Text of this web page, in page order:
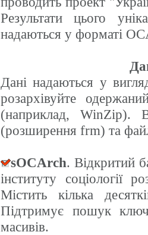
Результати цього
надаються у форматі
Дані надаються у
розархівуйте
(наприклад, WinZip).
(розширення frm) та
sOCArch. Відкритий
інституту соціології
Містить кілька
Підтримує пошук
масивів.